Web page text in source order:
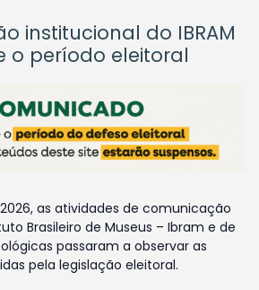
institucional do IBRAM
o período eleitoral
as atividades de comunicação
Brasileiro de Museus – Ibram e de
passaram a observar as
pela legislação eleitoral.